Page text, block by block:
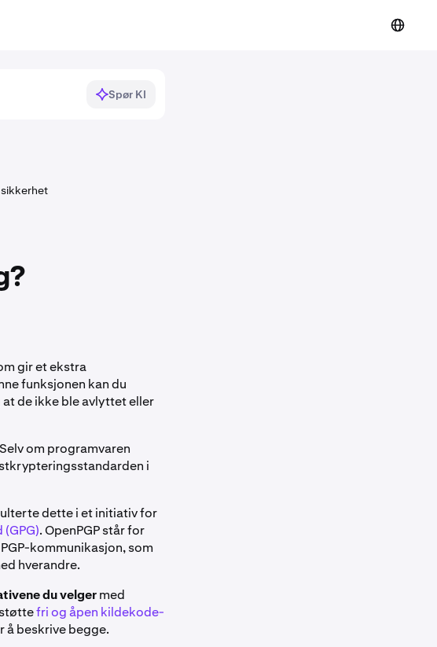
Spør KI
gir et ekstra
funksjonen kan du
de ikke ble avlyttet eller
om programvaren
i
dette i et initiativ for
(GPG). OpenPGP står for
kommunikasjon, som
hverandre.
du velgermed
fri og åpen kildekode-
å beskrive begge.